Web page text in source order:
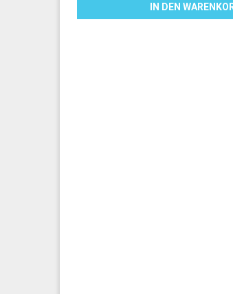
IN DEN